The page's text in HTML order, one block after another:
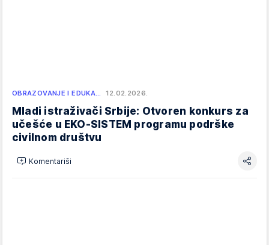
OBRAZOVANJE I EDUKA… 12.02.2026.
Mladi istraživači Srbije: Otvoren konkurs za
učešće u EKO-SISTEM programu podrške
civilnom društvu
Komentariši